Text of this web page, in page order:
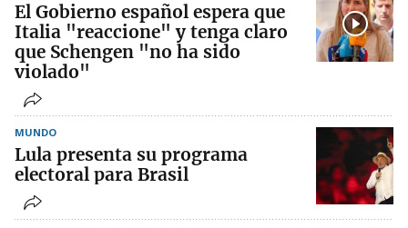
El Gobierno español espera que
Italia "reaccione" y tenga claro
que Schengen "no ha sido
violado"
MUNDO
Lula presenta su programa
electoral para Brasil